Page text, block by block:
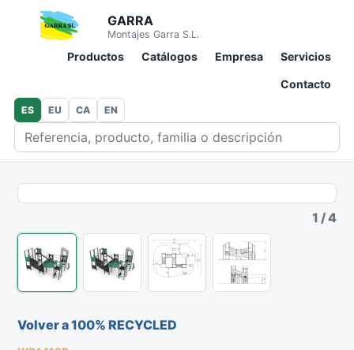
GARRA
Montajes Garra S.L.
Productos Catálogos Empresa Servicios
Contacto
Buscar en catálogo
ES EU CA EN
1 /4
Volver a 100% RECYCLED